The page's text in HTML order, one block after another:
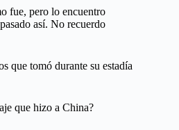
fue, pero lo encuentro
así. No recuerdo
que tomó durante su estadía
que hizo a China?